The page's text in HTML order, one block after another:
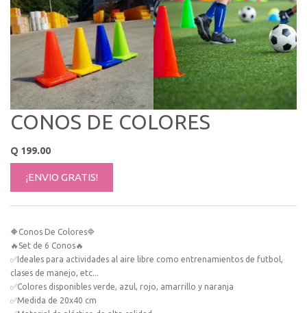
CONOS DE COLORES
Q 199.00
¡ENVIO GRATIS!
🔶Conos De Colores🔷
🔥Set de 6 Conos🔥
✅Ideales para actividades al aire libre como entrenamientos de futbol,
clases de manejo, etc...
✅Colores disponibles verde, azul, rojo, amarrillo y naranja
✅Medida de 20x40 cm